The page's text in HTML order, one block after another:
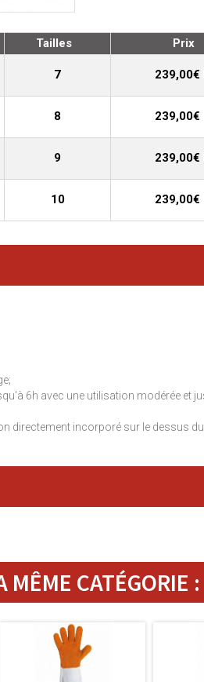
Tailles Prix
7 239,00€
8 239,00€
9 239,00€
10 239,00€
6h avec une utilisation modérée et
directement incorporé sur le dessus du
CATÉGORIE :